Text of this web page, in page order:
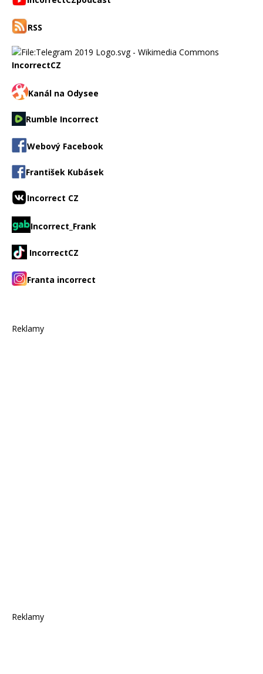
RSS
IncorrectCZ
Kanál na Odysee
Rumble Incorrect
Webový Facebook
František Kubásek
Incorrect CZ
Incorrect_Frank
IncorrectCZ
Franta incorrect
Reklamy
Reklamy